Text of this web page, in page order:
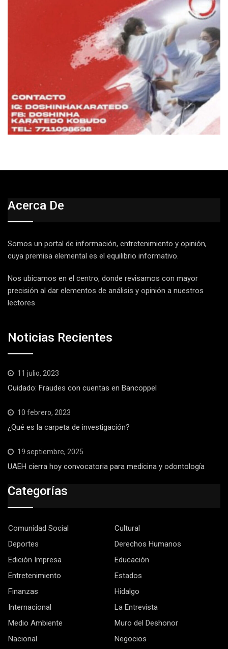
Acerca De
Somos un portal de información, entretenimiento y opinión,
cuya premisa elemental es el equilibrio informativo.
Nos ubicamos en el centro, donde revisamos con mayor
precisión al dar elementos de análisis y opinión a nuestros
lectores
Noticias Recientes
11 julio, 2023
Cuidado: Fraudes con cuentas en Bancoppel
10 febrero, 2023
¿Qué es la carpeta de investigación?
19 septiembre, 2025
UAEH cierra hoy convocatoria para medicina y odontología
Categorías
Comunidad Social
Cultural
Deportes
Derechos Humanos
Edición Impresa
Educación
Entretenimiento
Estados
Finanzas
Hidalgo
Internacional
La Entrevista
Medio Ambiente
Muro del Deshonor
Nacional
Negocios